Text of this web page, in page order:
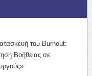
του Burnout:
Βοήθειας σε